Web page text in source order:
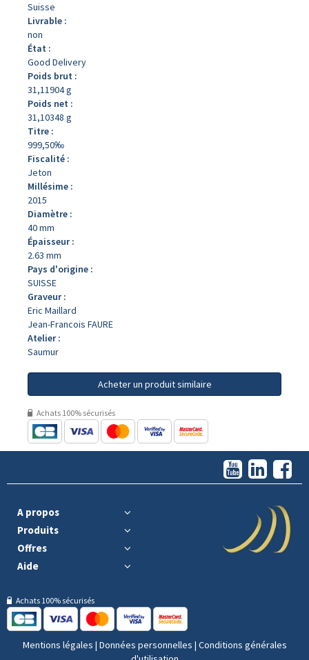
Suisse
Livrable :
non
État :
Good Delivery
Poids brut :
31,11904 g
Poids net :
31,10348 g
Titre :
999,50‰
Fiscalité :
Jeton
Millésime :
2015
Diamètre :
40 mm
Épaisseur :
2.63 mm
Pays d'origine :
SUISSE
Graveur :
Eric Maillard
Jean-Francois FAURE
Atelier :
Saumur
Acheter un produit similaire
Achats 100% sécurisés
A propos
Produits
Offres
Aide
Achats 100% sécurisés
Mentions légales | Données personnelles | Conditions générales